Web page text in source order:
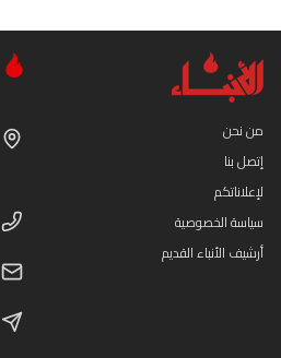
من نحن
إتصل بنا
لإعلاناتكم
سياسة الخصوصية
أرشيف الأنباء القديم